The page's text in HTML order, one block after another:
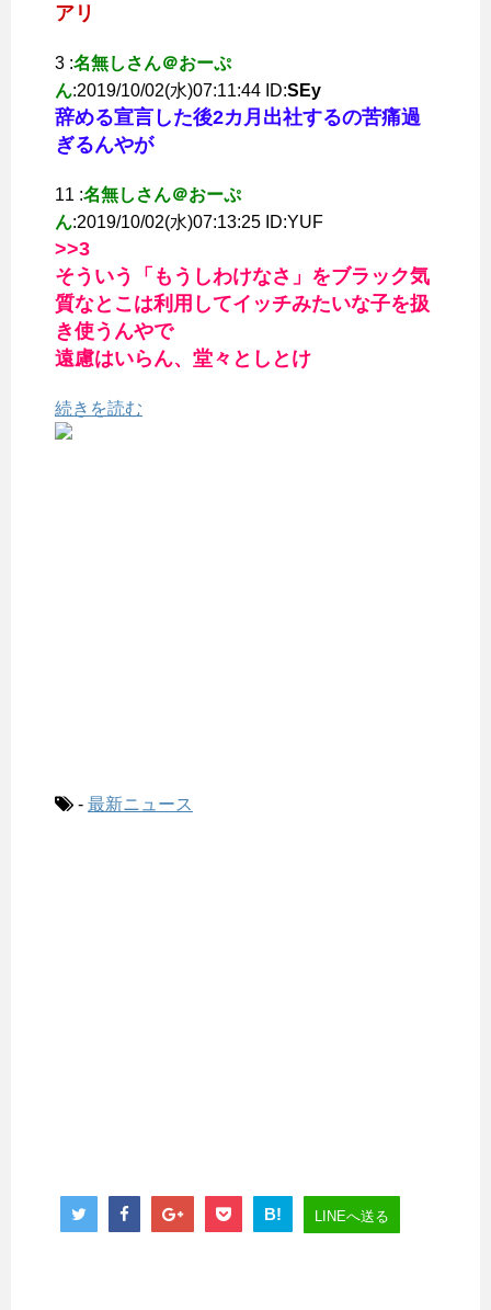
アリ
3 :名無しさん＠おーぷ
ん:2019/10/02(水)07:11:44 ID:SEy
辞める宣言した後2カ月出社するの苦痛過
ぎるんやが
11 :名無しさん＠おーぷ
ん:2019/10/02(水)07:13:25 ID:YUF
>>3
そういう「もうしわけなさ」をブラック気
質なとこは利用してイッチみたいな子を扱
き使うんやで
遠慮はいらん、堂々としとけ
続きを読む
- 最新ニュース
B! LINEへ送る